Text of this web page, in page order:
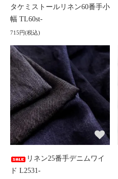
タケミストールリネン60番手小
幅 TL60st-
715円(税込)
リネン25番手デニムワイ
ド L2531-